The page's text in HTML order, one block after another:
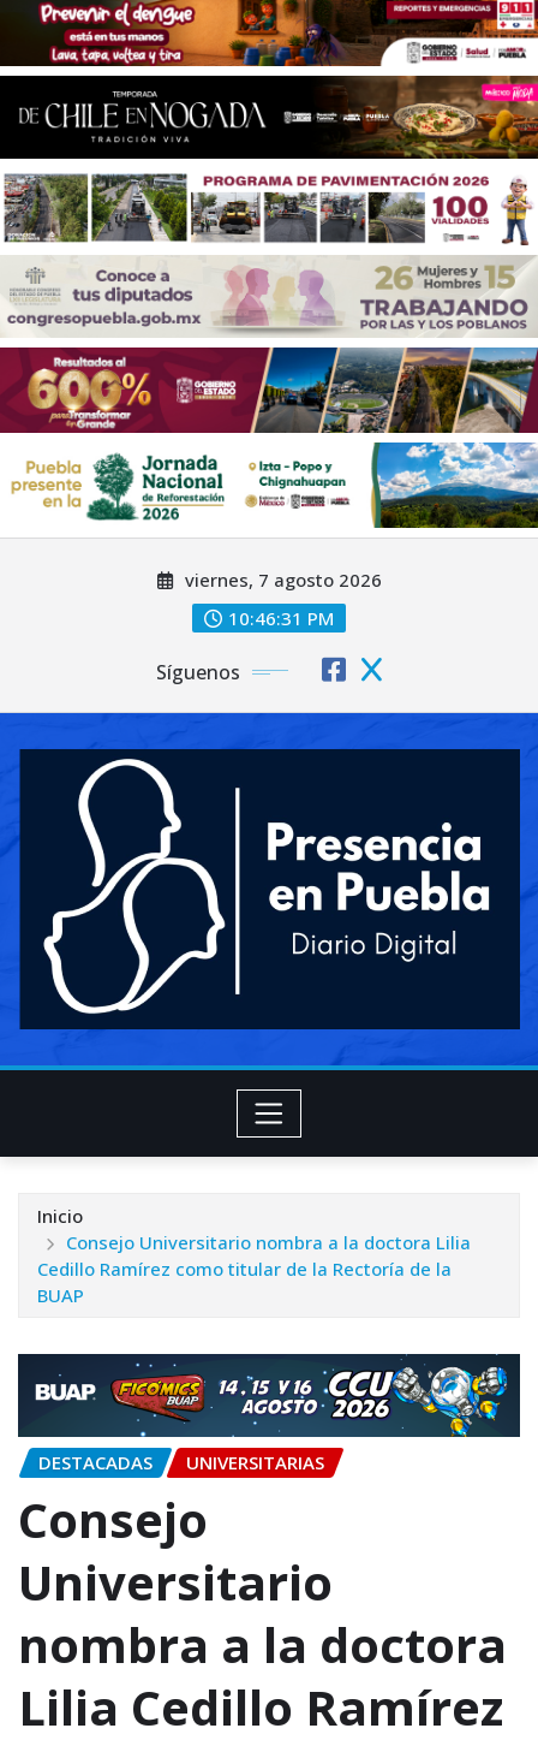
viernes, 7 agosto 2026
10:46:32 PM
Síguenos
Inicio
Consejo Universitario nombra a la doctora Lilia
Cedillo Ramírez como titular de la Rectoría de la
BUAP
DESTACADAS UNIVERSITARIAS
Consejo
Universitario
nombra a la doctora
Lilia Cedillo Ramírez